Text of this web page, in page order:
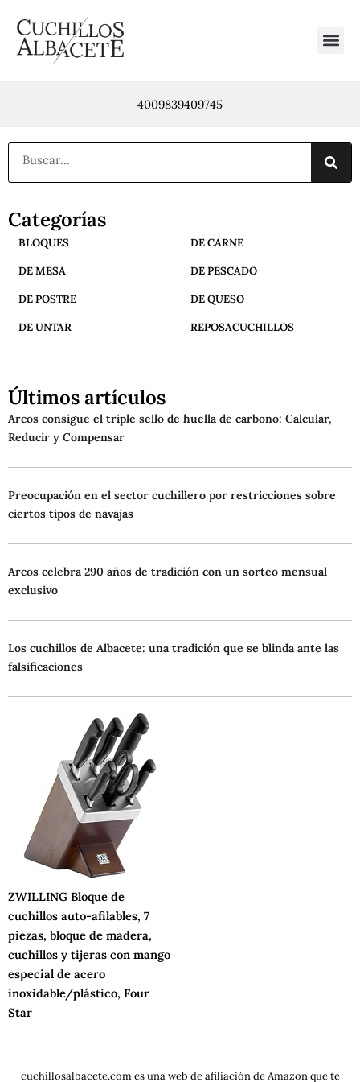
contenido
4009839409745
Buscar
Categorías
BLOQUES DE CARNE
DE MESA DE PESCADO
DE POSTRE DE QUESO
DE UNTAR REPOSACUCHILLOS
Últimos artículos
Arcos consigue el triple sello de huella de carbono: Calcular,
Reducir y Compensar
Preocupación en el sector cuchillero por restricciones sobre
ciertos tipos de navajas
Arcos celebra 290 años de tradición con un sorteo mensual
exclusivo
Los cuchillos de Albacete: una tradición que se blinda ante las
falsificaciones
ZWILLING Bloque de
cuchillos auto-afilables, 7
piezas, bloque de madera,
cuchillos y tijeras con mango
especial de acero
inoxidable/plástico, Four
Star
cuchillosalbacete.com es una web de afiliación de Amazon que te